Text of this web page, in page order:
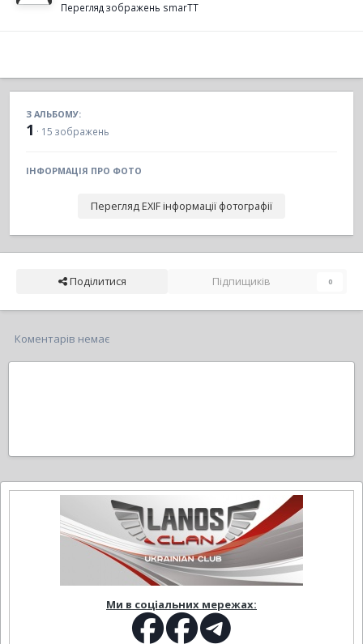
Перегляд зображень smarTT
З АЛЬБОМУ:
1 · 15 зображень
ІНФОРМАЦІЯ ПРО ФОТО
Перегляд EXIF інформації фотографії
Поділитися Підпищиків 0
Коментарів немає
Ми в соціальних мережах: